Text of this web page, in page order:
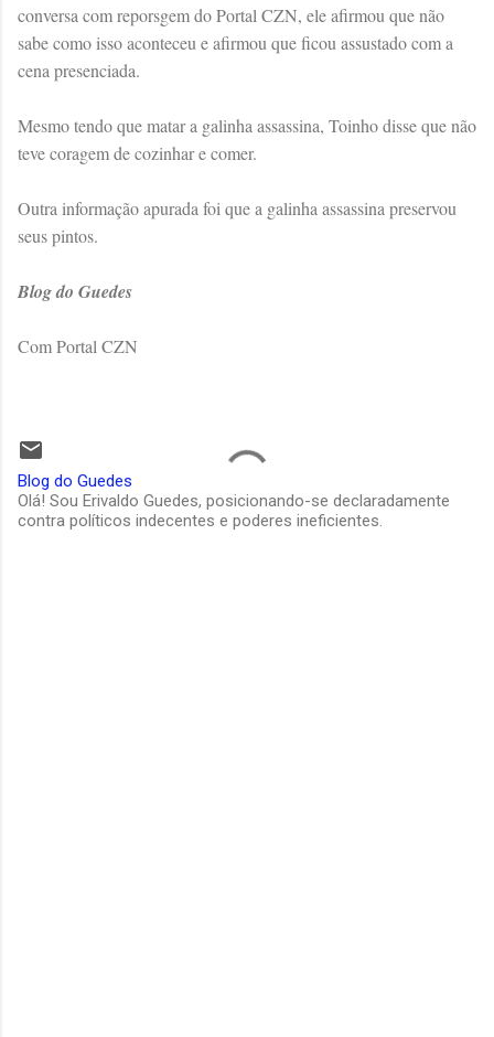
conversa com reporsgem do Portal CZN, ele afirmou que não
sabe como isso aconteceu e afirmou que ficou assustado com a
cena presenciada.
Mesmo tendo que matar a galinha assassina, Toinho disse que não
teve coragem de cozinhar e comer.
Outra informação apurada foi que a galinha assassina preservou
seus pintos.
Blog do Guedes
Com Portal CZN
Blog do Guedes
Olá! Sou Erivaldo Guedes, posicionando-se declaradamente
contra políticos indecentes e poderes ineficientes.